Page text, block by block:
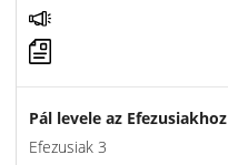
Pál levele az Efezusiakhoz
Efezusiak 3